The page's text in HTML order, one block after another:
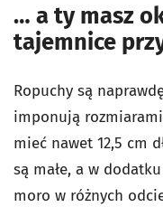
… a ty masz
tajemnice
Ropuchy są
imponują
mieć nawet 12,5 cm
są małe, a w
moro w różnych